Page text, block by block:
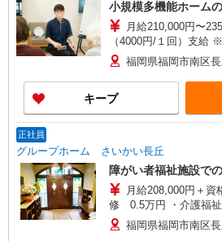
小規模多機能ホーム
月給210,000円〜
（4000円/１回）支給 ※資格・能力により決定し
ます福岡県福岡市南区
キープ
正社員
グループホーム さいかい長丘
障がい者福祉施設で
月給208,000円＋資
修 0.5万円 ・介護福
1万円 ・精神保健福祉
責任者 3万円 ・管理
福岡県福岡市南区